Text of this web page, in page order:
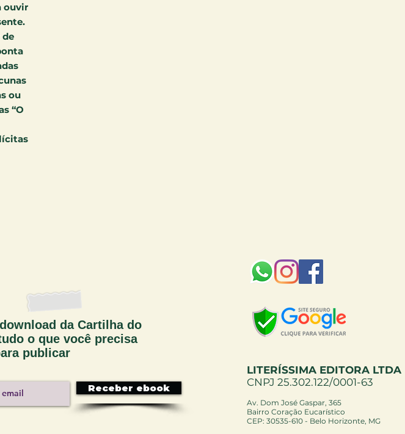
ouvir
de
ou
“O
da Cartilha do
o que você precisa
publicar
Receber ebook
LITERÍSSIMA EDITORA LTDA
CNPJ 25.302.122/0001-63
Av. Dom José Gaspar, 365
Bairro Coração Eucarístico
CEP: 30535-610 - Belo Horizonte, MG ​